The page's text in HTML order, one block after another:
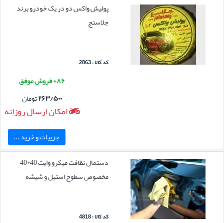
پولیش واکس دو در یک خودرو برند
جلاسنج
کد کالا : 2863
۸۶+ فروش موفق
۲۶۳/۵۰۰تومان
امکان ارسال روزانه
جزییات و خرید ...
دستمال نظافت میکرو وایت 40*40
مخصوص سطوح استیل و شیشه
کد کالا : 4818